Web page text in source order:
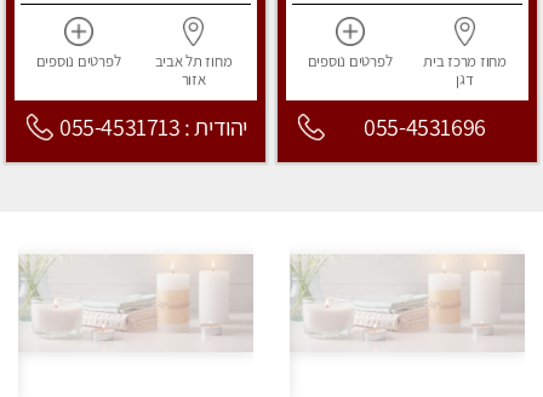
מחוז מרכז בית
דגן
לפרטים נוספים
055-4531696
מחוז תל אביב
אזור
לפרטים נוספים
יהודית : 055-4531713